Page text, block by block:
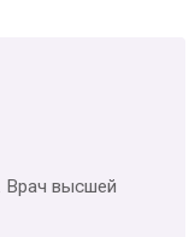
Врач высшей